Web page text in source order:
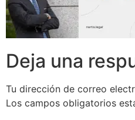
Deja una
Tu dirección de correo
Los campos obligatorios